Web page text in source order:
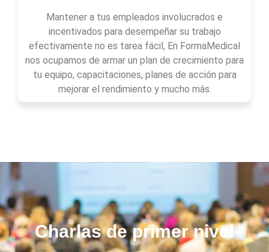
Mantener a tus empleados involucrados e
incentivados para desempeñar su trabajo
efectivamente no es tarea fácil, En FormaMedical
nos ocupamos de armar un plan de crecimiento para
tu equipo, capacitaciones, planes de acción para
mejorar el rendimiento y mucho más.
Charlas de primer nivel